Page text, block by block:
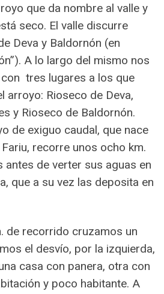
que da nombre al valle y
seco. El valle discurre
Deva y Baldornón (en
A lo largo del mismo nos
tres lugares a los que
arroyo: Rioseco de Deva,
y Rioseco de Baldornón.
de exiguo caudal, que nace
recorre unos ocho km.
de verter sus aguas en
que a su vez las deposita en
de recorrido cruzamos un
el desvío, por la izquierda,
casa con panera, otra con
y poco habitante. A